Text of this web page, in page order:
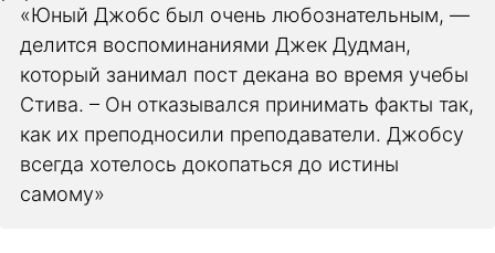
«Юный Джобс был очень любознательным, —
делится воспоминаниями Джек Дудман,
который занимал пост декана во время учебы
Стива. – Он отказывался принимать факты так,
как их преподносили преподаватели. Джобсу
всегда хотелось докопаться до истины
самому»